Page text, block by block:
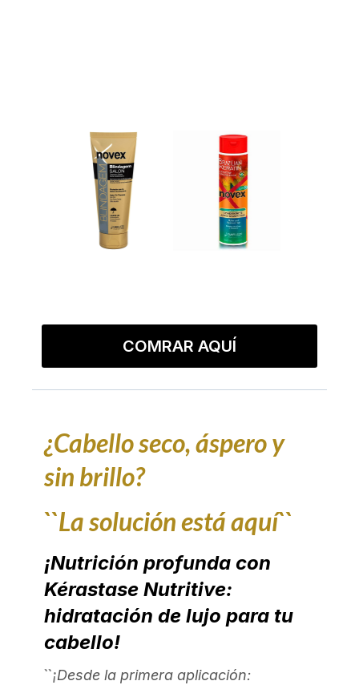
COMRAR AQUÍ
¿Cabello seco, áspero y
sin brillo?
``La solución está aquí``
¡Nutrición profunda con
Kérastase Nutritive:
hidratación de lujo para tu
cabello!
``¡Desde la primera aplicación: